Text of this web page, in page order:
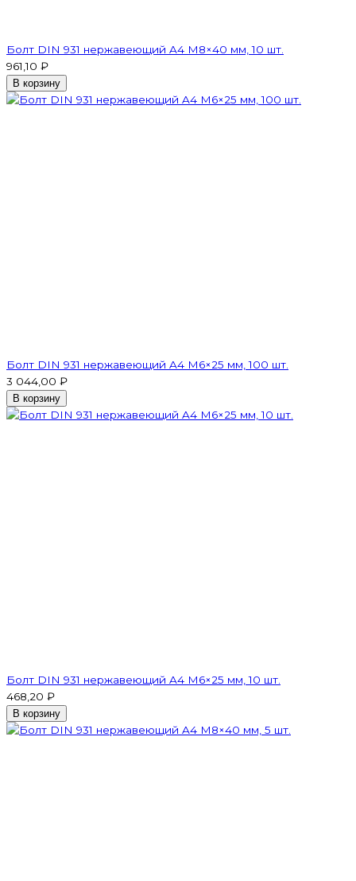
Болт DIN 931 нержавеющий A4 М8×40 мм, 10 шт.
961,10 ₽
В корзину
Болт DIN 931 нержавеющий A4 М6×25 мм, 100 шт.
3 044,00 ₽
В корзину
Болт DIN 931 нержавеющий A4 М6×25 мм, 10 шт.
468,20 ₽
В корзину